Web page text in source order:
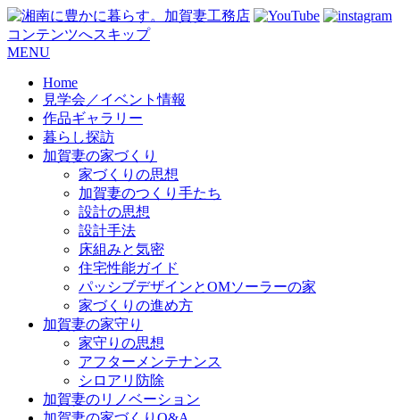
コンテンツへスキップ
MENU
Home
見学会／イベント情報
作品ギャラリー
暮らし探訪
加賀妻の家づくり
家づくりの思想
加賀妻のつくり手たち
設計の思想
設計手法
床組みと気密
住宅性能ガイド
パッシブデザインとOMソーラーの家
家づくりの進め方
加賀妻の家守り
家守りの思想
アフターメンテナンス
シロアリ防除
加賀妻のリノベーション